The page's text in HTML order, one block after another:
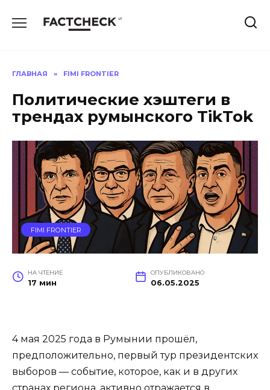
ГЛАВНАЯ » FIMI FRONTIER
Политические хэштеги в
трендах румынского TikTok
FIMI FRONTIER
НА ЧТЕНИЕ
17 мин
ОПУБЛИКОВАНО
06.05.2025
4 мая 2025 года в Румынии прошёл,
предположительно, первый тур президентских
выборов — событие, которое, как и в других